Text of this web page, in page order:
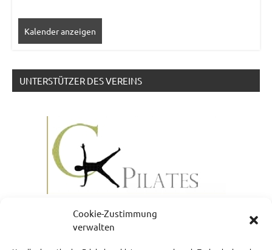
Cookie-Zustimmung
verwalten
Kalender anzeigen
UNTERSTÜTZER DES VEREINS